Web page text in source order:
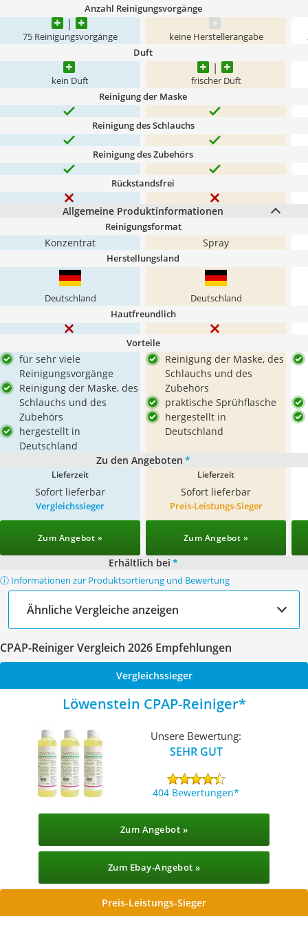
Anzahl Reinigungsvorgänge
75 Reinigungsvorgänge keine Herstellerangabe
Duft
kein Duft frischer Duft
Reinigung der Maske
Reinigung des Schlauchs
Reinigung des Zubehörs
Rückstandsfrei
Allgemeine Produktinformationen
Reinigungsformat
Konzentrat Spray
Herstellungsland
Deutschland Deutschland
Hautfreundlich
Vorteile
für sehr viele
Reinigungsvorgänge
Reinigung der Maske, des
Schlauchs und des
Zubehörs
hergestellt in
Deutschland
Reinigung der Maske, des
Schlauchs und des
Zubehörs
praktische Sprühflasche
hergestellt in
Deutschland
Zu den Angeboten *
Lieferzeit
Sofort lieferbar
Lieferzeit
Sofort lieferbar
Vergleichssieger
Zum Angebot »
Preis-Leistungs-Sieger
Zum Angebot »
Erhältlich bei *
ⓘ Informationen zur Produktsortierung und Bewertung
Ähnliche Vergleiche anzeigen
CPAP-Reiniger Vergleich 2026 Empfehlungen
Vergleichssieger
Löwenstein CPAP-Reiniger
Unsere Bewertung:
SEHR GUT
404 Bewertungen
Zum Angebot »
Zum Ebay-Angebot »
Preis-Leistungs-Sieger